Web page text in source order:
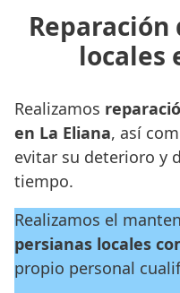
Reparación
locales
Realizamos
en La Eliana, así
evitar su deterioro y
tiempo.
Realizamos el
persianas locales
propio personal